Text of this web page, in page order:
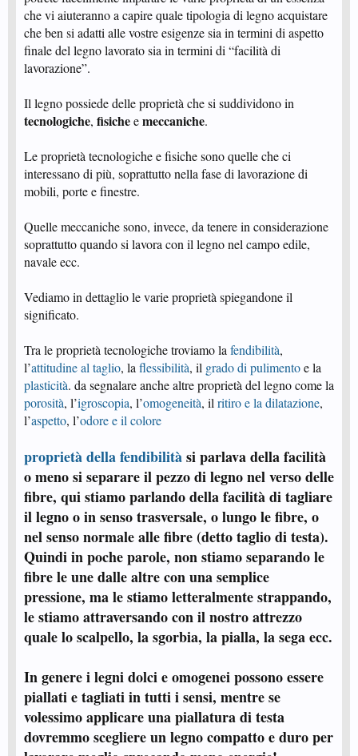
che vi aiuteranno a capire quale tipologia di legno acquistare
che ben si adatti alle vostre esigenze sia in termini di aspetto
finale del legno lavorato sia in termini di “facilità di
lavorazione”.
Il legno possiede delle proprietà che si suddividono in
tecnologiche, fisicheemeccaniche.
Le proprietà tecnologiche e fisiche sono quelle che ci
interessano di più, soprattutto nella fase di lavorazione di
mobili, porte e finestre.
Quelle meccaniche sono, invece, da tenere in considerazione
soprattutto quando si lavora con il legno nel campo edile,
navale ecc.
Vediamo in dettaglio le varie proprietà spiegandone il
significato.
Tra le proprietà tecnologiche troviamo la fendibilità,
l’attitudine al taglio, la flessibilità, il grado di pulimentoe la
plasticità. da segnalare anche altre proprietà del legno come la
porosità, l’igroscopia, l’omogeneità, il ritiro e la dilatazione,
l’aspetto, l’odore e il colore
proprietà della fendibilitàsi parlava della facilità
o meno si separare il pezzo di legno nel verso delle
fibre, qui stiamo parlando della facilità di tagliare
il legno o in senso trasversale, o lungo le fibre, o
nel senso normale alle fibre (detto taglio di testa).
Quindi in poche parole, non stiamo separando le
fibre le une dalle altre con una semplice
pressione, ma le stiamo letteralmente strappando,
le stiamo attraversando con il nostro attrezzo
quale lo scalpello, la sgorbia, la pialla, la sega ecc.
In genere i legni dolci e omogenei possono essere
piallati e tagliati in tutti i sensi, mentre se
volessimo applicare una piallatura di testa
dovremmo scegliere un legno compatto e duro per